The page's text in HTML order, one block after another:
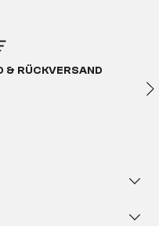
& RÜCKVERSAND